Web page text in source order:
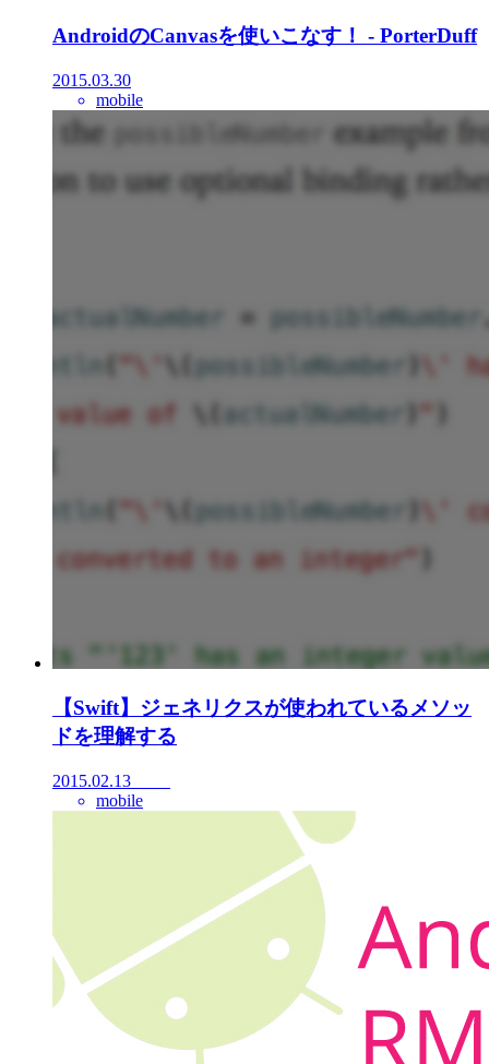
AndroidのCanvasを使いこなす！ - PorterDuff
2015.03.30
mobile
【Swift】ジェネリクスが使われているメソッ
ドを理解する
2015.02.13
mobile